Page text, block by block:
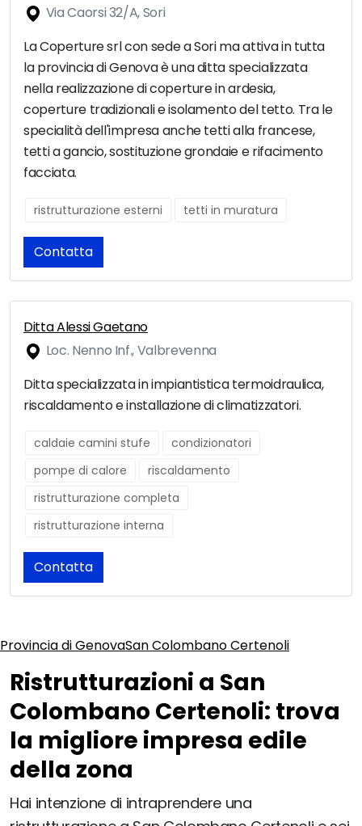
Via Caorsi 32/A, Sori
La Coperture srl con sede a Sori ma attiva in tutta
la provincia di Genova è una ditta specializzata
nella realizzazione di coperture in ardesia,
coperture tradizionali e isolamento del tetto. Tra le
specialità dell'impresa anche tetti alla francese,
tetti a gancio, sostituzione grondaie e rifacimento
facciata.
ristrutturazione esterni tetti in muratura
Contatta
Ditta Alessi Gaetano
Loc. Nenno Inf., Valbrevenna
Ditta specializzata in impiantistica termoidraulica,
riscaldamento e installazione di climatizzatori.
caldaie camini stufe
condizionatori
pompe di calore
riscaldamento
ristrutturazione completa
ristrutturazione interna
Contatta
Provincia di GenovaSan Colombano Certenoli
Ristrutturazioni a San
Colombano Certenoli: trova
la migliore impresa edile
della zona
Hai intenzione di intraprendere una